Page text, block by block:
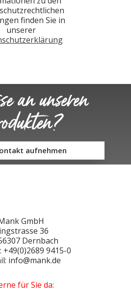
finden Sie in
unserer
an unseren
aufnehmen
GmbH
36
Dernbach
+49(0)2689 9415-0
info@mank.de
für Sie da: